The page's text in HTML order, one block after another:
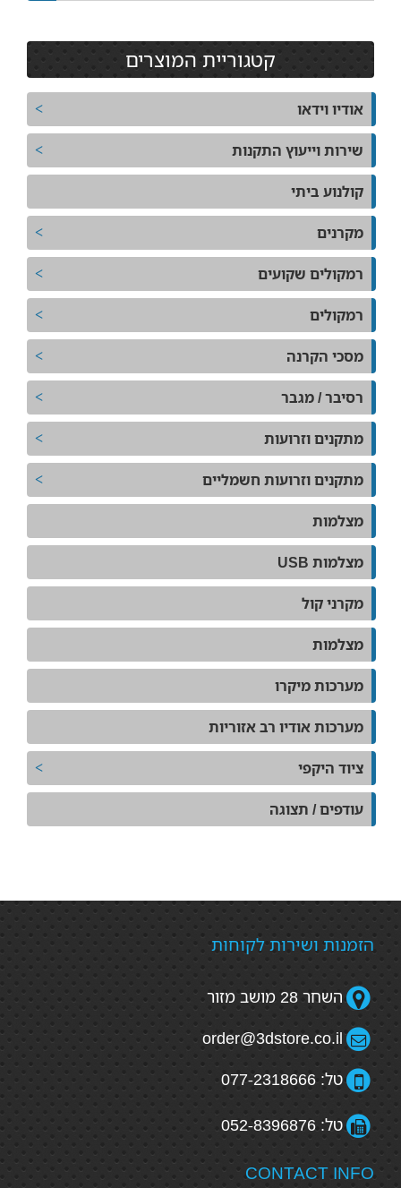
קטגוריית המוצרים
אודיו וידאו
שירות וייעוץ התקנות
קולנוע ביתי
מקרנים
רמקולים שקועים
רמקולים
מסכי הקרנה
רסיבר / מגבר
מתקנים וזרועות
מתקנים וזרועות חשמליים
מצלמות
מצלמות USB
מקרני קול
מצלמות
מערכות מיקרו
מערכות אודיו רב אזוריות
ציוד היקפי
עודפים / תצוגה
הזמנות ושירות לקוחות
השחר 28 מושב מזור
order@3dstore.co.il
טל: 077-2318666
טל: 052-8396876
CONTACT INFO